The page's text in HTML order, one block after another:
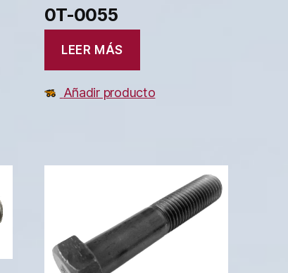
0T-0055
LEER MÁS
Añadir producto